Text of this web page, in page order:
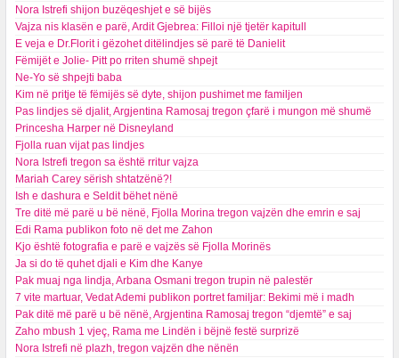
Nora Istrefi shijon buzëqeshjet e së bijës
Vajza nis klasën e parë, Ardit Gjebrea: Filloi një tjetër kapitull
E veja e Dr.Florit i gëzohet ditëlindjes së parë të Danielit
Fëmijët e Jolie- Pitt po rriten shumë shpejt
Ne-Yo së shpejti baba
Kim në pritje të fëmijës së dyte, shijon pushimet me familjen
Pas lindjes së djalit, Argjentina Ramosaj tregon çfarë i mungon më shumë
Princesha Harper në Disneyland
Fjolla ruan vijat pas lindjes
Nora Istrefi tregon sa është rritur vajza
Mariah Carey sërish shtatzënë?!
Ish e dashura e Seldit bëhet nënë
Tre ditë më parë u bë nënë, Fjolla Morina tregon vajzën dhe emrin e saj
Edi Rama publikon foto në det me Zahon
Kjo është fotografia e parë e vajzës së Fjolla Morinës
Ja si do të quhet djali e Kim dhe Kanye
Pak muaj nga lindja, Arbana Osmani tregon trupin në palestër
7 vite martuar, Vedat Ademi publikon portret familjar: Bekimi më i madh
Pak ditë më parë u bë nënë, Argjentina Ramosaj tregon “djemtë” e saj
Zaho mbush 1 vjeç, Rama me Lindën i bëjnë festë surprizë
Nora Istrefi në plazh, tregon vajzën dhe nënën